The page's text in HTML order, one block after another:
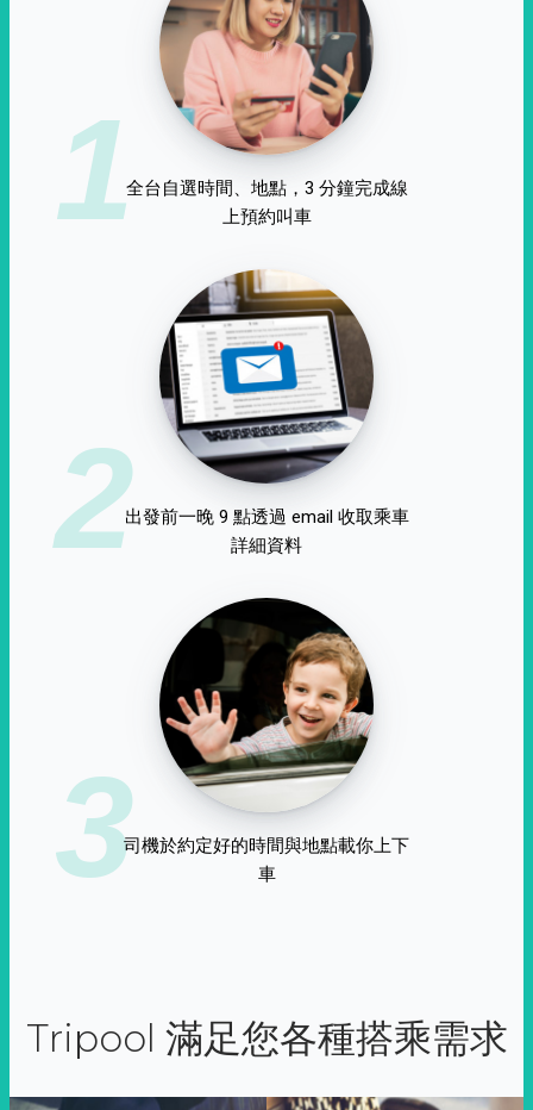
1全台自選時間、地點，3 分鐘完成線
上預約叫車
2出發前一晚 9 點透過 email 收取乘車
詳細資料
3司機於約定好的時間與地點載你上下
車
Tripool 滿足您各種搭乘需求